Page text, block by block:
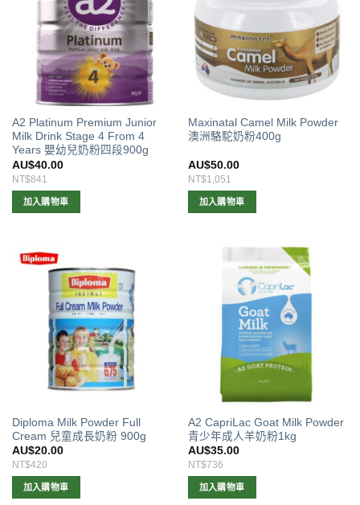
A2 Platinum Premium Junior
Milk Drink Stage 4 From 4
Years 嬰幼兒奶粉四段900g
AU$40.00
NT$841
加入購物車
Maxinatal Camel Milk Powder
澳洲駱駝奶粉400g
AU$50.00
NT$1,051
加入購物車
Diploma Milk Powder Full
Cream 兒童成長奶粉 900g
AU$20.00
NT$420
加入購物車
A2 CapriLac Goat Milk Powder
青少年成人羊奶粉1kg
AU$35.00
NT$736
加入購物車